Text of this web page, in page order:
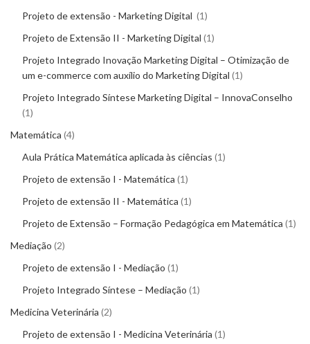
Projeto de extensão - Marketing Digital
1
Projeto de Extensão II - Marketing Digital 1
Projeto Integrado Inovação Marketing Digital – Otimização de
um e-commerce com auxílio do Marketing Digital 1
Projeto Integrado Síntese Marketing Digital – InnovaConselho
1
Matemática 4
Aula Prática Matemática aplicada às ciências 1
Projeto de extensão I - Matemática 1
Projeto de extensão II - Matemática 1
Projeto de Extensão – Formação Pedagógica em Matemática 1
Mediação 2
Projeto de extensão I - Mediação 1
Projeto Integrado Síntese – Mediação 1
Medicina Veterinária 2
Projeto de extensão I - Medicina Veterinária 1